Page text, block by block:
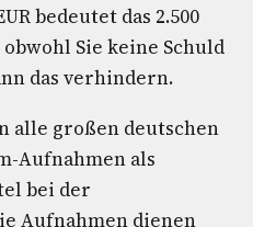
bedeutet das 2.500
obwohl Sie keine Schuld
das verhindern.
alle großen deutschen
Aufnahmen als
bei der
Aufnahmen dienen